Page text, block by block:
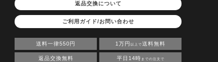
返品交換について
ご利用ガイド/お問い合わせ
送料一律550円 1万円 以上で送料無料
返品交換無料 平日14時 までの注文で